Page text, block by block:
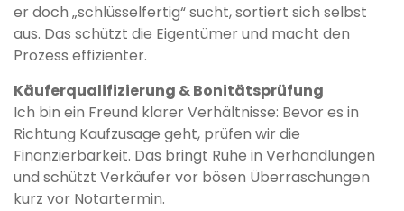
er doch „schlüsselfertig“ sucht, sortiert sich selbst
aus. Das schützt die Eigentümer und macht den
Prozess effizienter.
Käuferqualifizierung & Bonitätsprüfung
Ich bin ein Freund klarer Verhältnisse: Bevor es in
Richtung Kaufzusage geht, prüfen wir die
Finanzierbarkeit. Das bringt Ruhe in Verhandlungen
und schützt Verkäufer vor bösen Überraschungen
kurz vor Notartermin.